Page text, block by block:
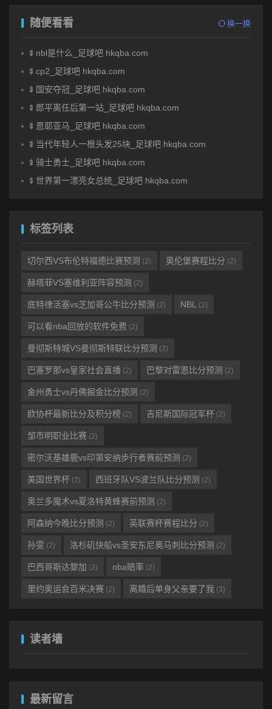
随便看看 换一换
🍢nbl是什么_足球吧 hkqba.com
🍢cp2_足球吧 hkqba.com
🍢国安夺冠_足球吧 hkqba.com
🍢郎平离任后第一站_足球吧 hkqba.com
🍢恩耶亚马_足球吧 hkqba.com
🍢当代年轻人一根头发25块_足球吧 hkqba.com
🍢骑士勇士_足球吧 hkqba.com
🍢世界第一漂亮女总统_足球吧 hkqba.com
标签列表
切尔西VS布伦特福德比赛预测 (2) 奥伦堡赛程比分 (2)
赫塔菲VS塞维利亚阵容预测 (2)
底特律活塞vs芝加哥公牛比分预测 (2) NBL (2)
可以看nba回放的软件免费 (2)
曼彻斯特城VS曼彻斯特联比分预测 (2)
巴塞罗那vs皇家社会直播 (2) 巴黎对雷恩比分预测 (2)
金州勇士vs丹佛掘金比分预测 (2)
欧协杯最新比分及积分榜 (2) 吉尼斯国际冠军杯 (2)
邹市明职业比赛 (2)
密尔沃基雄鹿vs印第安纳步行者赛前预测 (2)
美国世界杯 (2) 西班牙队VS波兰队比分预测 (2)
奥兰多魔术vs夏洛特黄蜂赛前预测 (2)
阿森纳今晚比分预测 (2) 英联赛杯赛程比分 (2)
孙雯 (2) 洛杉矶快船vs圣安东尼奥马刺比分预测 (2)
巴西哥斯达黎加 (2) nba赔率 (2)
里约奥运会百米决赛 (2) 离婚后单身父亲要了我 (3)
读者墙
最新留言